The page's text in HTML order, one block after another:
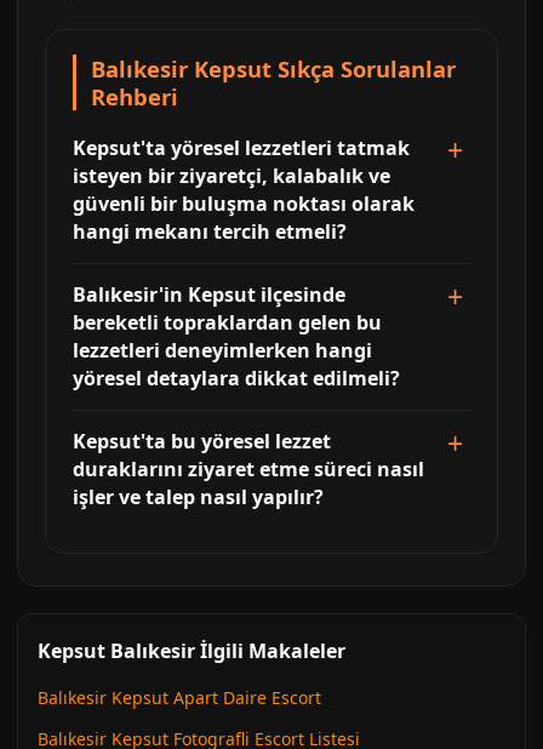
Balıkesir Kepsut Sıkça Sorulanlar
Rehberi
Kepsut'ta yöresel lezzetleri tatmak
isteyen bir ziyaretçi, kalabalık ve
güvenli bir buluşma noktası olarak
hangi mekanı tercih etmeli?
Balıkesir'in Kepsut ilçesinde
bereketli topraklardan gelen bu
lezzetleri deneyimlerken hangi
yöresel detaylara dikkat edilmeli?
Kepsut'ta bu yöresel lezzet
duraklarını ziyaret etme süreci nasıl
işler ve talep nasıl yapılır?
Kepsut Balıkesir İlgili Makaleler
Balıkesir Kepsut Apart Daire Escort
Balıkesir Kepsut Fotografli Escort Listesi